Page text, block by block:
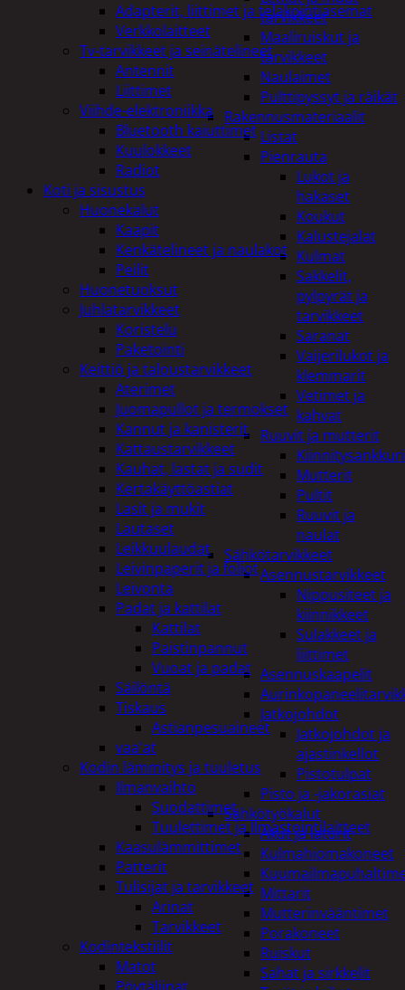
tarvikkeet
Maaliruiskut ja
tarvikkeet
Naulaimet
Pulttipyssyt ja räikät
Rakennusmateriaalit
Listat
Pienrauta
Lukot ja
hakaset
Koukut
Kalustejalat
Kulmat
Sakkelit,
pylpyrät ja
tarvikkeet
Saranat
Vaijerilukot ja
klemmarit
Vetimet ja
kahvat
Ruuvit ja mutterit
Mutterit
Pultit
Ruuvit ja
naulat
Sähkötarvikkeet
Asennustarvikkeet
Nippusiteet ja
kiinnikkeet
Sulakkeet ja
liittimet
Asennuskaapelit
Jatkojohdot
Jatkojohdot ja
ajastinkellot
Pistotulpat
Pisto ja -jakorasiat
Sähkötyökalut
Akut ja laturit
Kulmahiomakoneet
Mittarit
Mutterinvääntimet
Porakoneet
Ruiskut
Sahat ja sirkkelit
Adapterit, liittimet ja telakointiasemat
Verkkolaitteet
Tv-tarvikkeet ja seinätelineet
Antennit
Liittimet
Viihde-elektroniikka
Bluetooth kaiuttimet
Kuulokkeet
Radiot
Koti ja sisustus
Huonekalut
Kaapit
Kenkätelineet ja naulakot
Peilit
Huonetuoksut
Juhlatarvikkeet
Koristelu
Paketointi
Keittiö ja taloustarvikkeet
Aterimet
Juomapullot ja termokset
Kannut ja kanisterit
Kattaustarvikkeet
Kauhat, lastat ja sudit
Kertakäyttöastiat
Lasit ja mukit
Lautaset
Leikkuulaudat
Leivinpaperit ja foliot
Leivonta
Padat ja kattilat
Kattilat
Paistinpannut
Vuoat ja padat
Säilöntä
Tiskaus
Astianpesuaineet
vaa'at
Kodin lämmitys ja tuuletus
Ilmanvaihto
Suodattimet
Tuulettimet ja Ilmastointilaitteet
Kaasulämmittimet
Patterit
Tulisijat ja tarvikkeet
Arinat
Tarvikkeet
Kodintekstiilit
Matot